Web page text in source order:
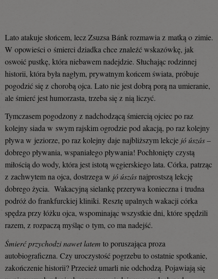
Lato atakuje słońcem, lecz Zsuzsa Bánk rozmawia z matką o zimie.
W opowieści o śmierci dziadka chce znaleźć wskazówkę, jak
oswoić pustkę, która niebawem nadejdzie. Słuchając rodzinnej
historii, która była nagłym, prywatnym końcem świata, próbuje
pogodzić się z chorobą ojca. Lato nie jest dobrą porą na umieranie,
ale śmierć jest humorzasta, trzeba się z nią liczyć.
Tymczasem pogodzony z nadchodzącą śmiercią ojciec po raz
kolejny siada w swym rajskim ogrodzie pod akacją, po raz kolejny
pływa w jeziorze, po raz kolejny daje najbliższym lekcje jó úszás–
dobrego pływania, wspaniałego pływania! Pochłonięty czystą
miłością do wody, która jest istotą węgierskiego lata. Córka, patrząc
z zachwytem na ojca, dostrzega w jó úszásnajprostszą lekcję
dobrego życia. Wakacyjną sielankę przerywa konieczna i trudna
podróż do frankfurckiej kliniki. Resztę upalnych wakacji córka
spędza przy łóżku ojca, wspominając wszystkie dni, które spędzili
razem, z rozpaczą myśląc o tym, co ma nadejść.
Śmierć przychodzi nawet latem to poruszająca proza
autobiograficzna. Czy uroczystość pogrzebu to ostatnie spotkanie,
zakończenie historii? Przecież umarli nie odchodzą. Pojawiają się